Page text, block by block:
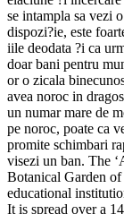
se intampla sa vezi
dispozi?ie, este
iile deodata ?i ca
doar bani pentru
or o zicala
avea noroc in
un numar mare de
pe noroc, poate ca
promite schimbari
visezi un ban. The
Botanical Garden
educational
It is spread over a